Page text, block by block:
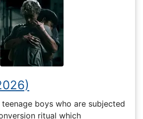
boys who are subjected
ritual which